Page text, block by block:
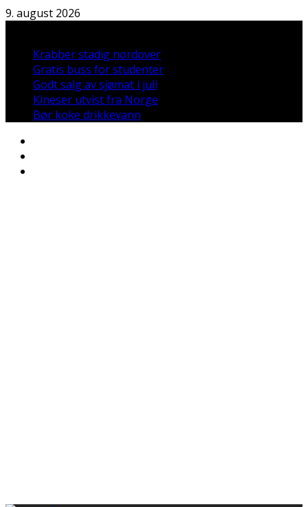
Hopp
9. august 2026
Krabber stadig nordover
Gratis buss for studenter
Godt salg av sjømat i juli
Kineser utvist fra Norge
Bør koke drikkevann